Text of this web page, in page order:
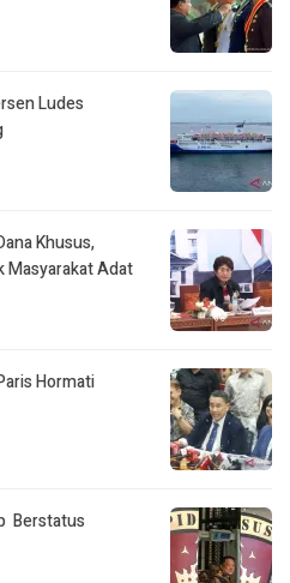
Ludes
Khusus,
Masyarakat Adat
Hormati
Berstatus